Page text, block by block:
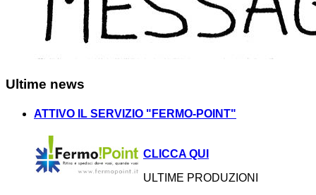
Ultime news
ATTIVO IL SERVIZIO "FERMO-POINT"
CLICCA QUI
ULTIME PRODUZIONI